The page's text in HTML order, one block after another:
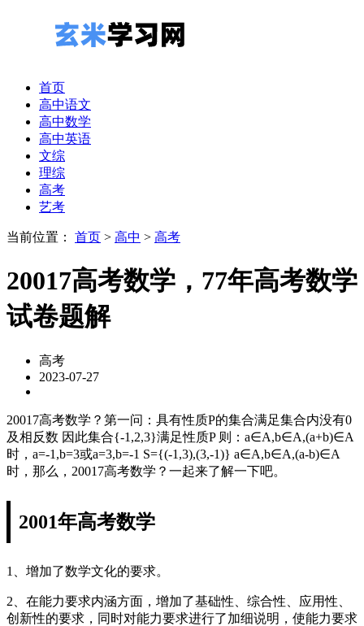
首页
高中语文
高中数学
高中英语
文综
理综
高考
艺考
当前位置： 首页 > 高中 > 高考
20017高考数学，77年高考数学
试卷题解
高考
2023-07-27
20017高考数学？第一问：具有性质P的集合满足集合内没有0
及相反数 因此集合{-1,2,3}满足性质P 则：a∈A,b∈A,(a+b)∈A
时，a=-1,b=3或a=3,b=-1 S={(-1,3),(3,-1)} a∈A,b∈A,(a-b)∈A
时，那么，20017高考数学？一起来了解一下吧。
2001年高考数学
1、增加了数学文化的要求。
2、在能力要求内涵方面，增加了基础性、综合性、应用性、
创新性的要求，同时对能力要求进行了加细说明，使能力要求